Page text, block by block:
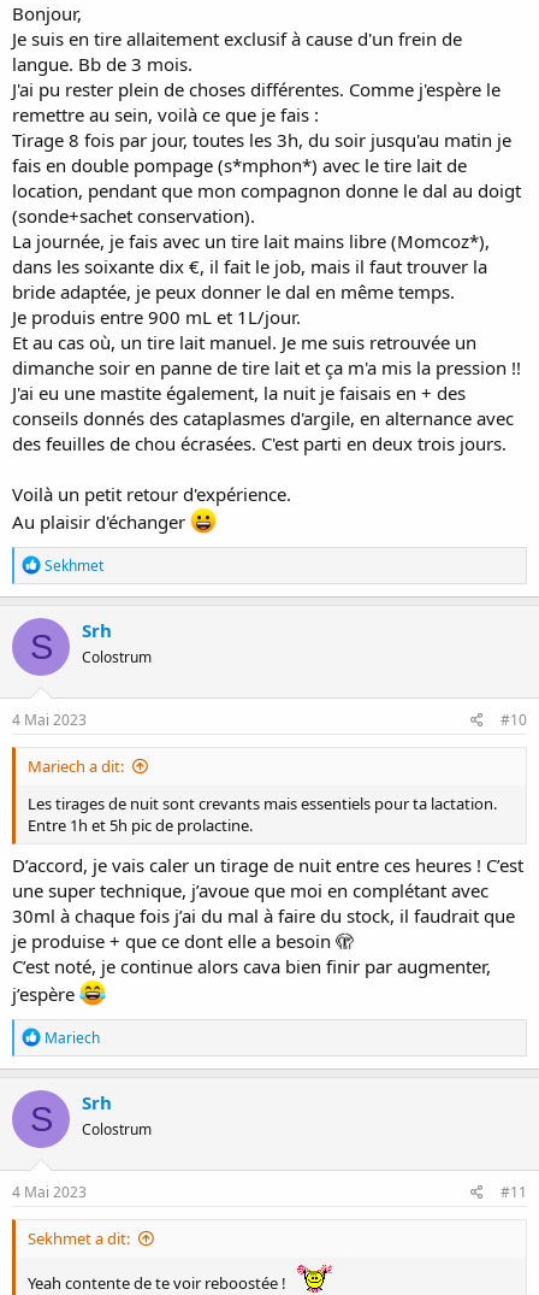
Bonjour,
Je suis en tire allaitement exclusif à cause d'un frein de
langue. Bb de 3 mois.
J'ai pu rester plein de choses différentes. Comme j'espère le
remettre au sein, voilà ce que je fais :
Tirage 8 fois par jour, toutes les 3h, du soir jusqu'au matin je
fais en double pompage (s*mphon*) avec le tire lait de
location, pendant que mon compagnon donne le dal au doigt
(sonde+sachet conservation).
La journée, je fais avec un tire lait mains libre (Momcoz*),
dans les soixante dix €, il fait le job, mais il faut trouver la
bride adaptée, je peux donner le dal en même temps.
Je produis entre 900 mL et 1L/jour.
Et au cas où, un tire lait manuel. Je me suis retrouvée un
dimanche soir en panne de tire lait et ça m'a mis la pression !!
J'ai eu une mastite également, la nuit je faisais en + des
conseils donnés des cataplasmes d'argile, en alternance avec
des feuilles de chou écrasées. C'est parti en deux trois jours.
Voilà un petit retour d'expérience.
Au plaisir d'échanger
R
é
a
c
t
i
o
n
s
Sekhmet
S Srh
Colostrum
4 Mai 2023 #10
Mariech a dit:
Les tirages de nuit sont crevants mais essentiels pour ta lactation.
Entre 1h et 5h pic de prolactine.
D’accord, je vais caler un tirage de nuit entre ces heures ! C’est
une super technique, j’avoue que moi en complétant avec
30ml à chaque fois j’ai du mal à faire du stock, il faudrait que
je produise + que ce dont elle a besoin 🫣
C’est noté, je continue alors cava bien finir par augmenter,
j’espère
R
é
a
c
t
i
o
n
s
Mariech
S Srh
Colostrum
4 Mai 2023 #11
Sekhmet a dit:
Yeah contente de te voir reboostée !